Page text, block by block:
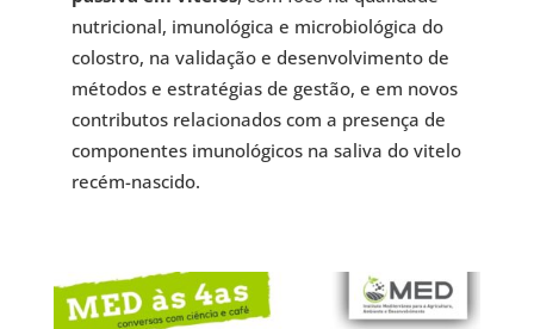
nutricional, imunológica e microbiológica do
colostro, na validação e desenvolvimento de
métodos e estratégias de gestão, e em novos
contributos relacionados com a presença de
componentes imunológicos na saliva do vitelo
recém-nascido.